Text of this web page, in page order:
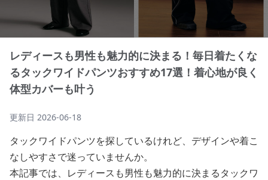
レディースも男性も魅力的に決まる！毎日着たくな
るタックワイドパンツおすすめ17選！着心地が良く
体型カバーも叶う
更新日 2026-06-18
タックワイドパンツを探しているけれど、デザインや着こ
なしやすさで迷っていませんか。
本記事では、レディースも男性も魅力的に決まるタックワ